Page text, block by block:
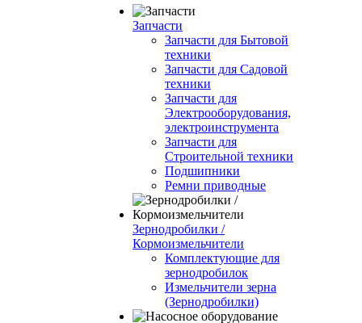
Запчасти
Запчасти для Бытовой
техники
Запчасти для Садовой
техники
Запчасти для
Электрооборудования,
электроинструмента
Запчасти для
Строительной техники
Подшипники
Ремни приводные
Зернодробилки /
Кормоизмельчители
Комплектующие для
зернодробилок
Измельчители зерна
(Зернодробилки)